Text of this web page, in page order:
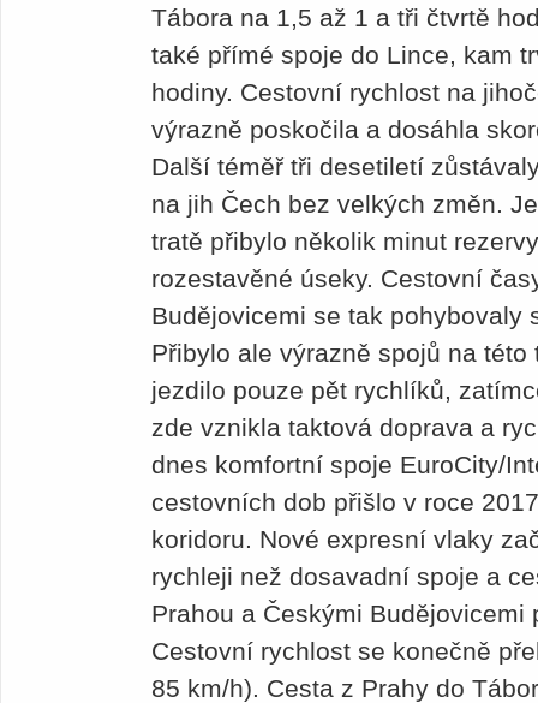
Tábora na 1,5 až 1 a tři čtvrtě
také přímé spoje do Lince, kam
hodiny. Cestovní rychlost na
výrazně poskočila a dosáhla
Další téměř tři desetiletí
na jih Čech bez velkých změn.
tratě přibylo několik minut
rozestavěné úseky. Cestovní
Budějovicemi se tak pohybovaly
Přibylo ale výrazně spojů na
jezdilo pouze pět rychlíků,
zde vznikla taktová doprava a
dnes komfortní spoje EuroCity/
cestovních dob přišlo v roce
koridoru. Nové expresní vlaky
rychleji než dosavadní spoje a
Prahou a Českými
Cestovní rychlost se konečně
85 km/h). Cesta z Prahy do